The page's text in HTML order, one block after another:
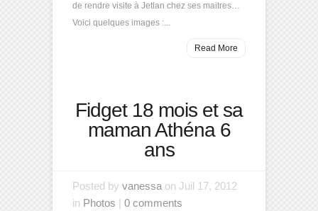
de rendre visite à Jetlan chez ses maitres…
Voici quelques images :...
Read More
Fidget 18 mois et sa
maman Athéna 6
ans
Posted by vanessa on Juil 17, 2012
in Photos | 0 comments